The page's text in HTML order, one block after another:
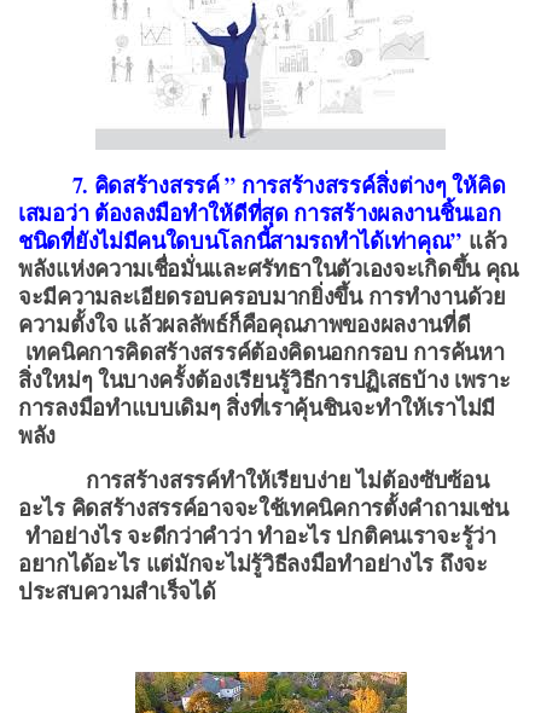
7. คิดสร้างสรรค์” การสร้างสรรค์สิ่งต่างๆ ให้คิด
เสมอว่า ต้องลงมือทำให้ดีที่สุด การสร้างผลงานชิ้นเอก
ชนิดที่ยังไม่มีคนใดบนโลกนี้สามรถทำได้เท่าคุณ” แล้ว
พลังแห่งความเชื่อมั่นและศรัทธาในตัวเองจะเกิดขึ้น คุณ
จะมีความละเอียดรอบครอบมากยิ่งขึ้น การทำงานด้วย
ความตั้งใจ แล้วผลลัพธ์ก็คือคุณภาพของผลงานที่ดี
เทคนิคการคิดสร้างสรรค์ต้องคิดนอกกรอบ การค้นหา
สิ่งใหม่ๆ ในบางครั้งต้องเรียนรู้วิธีการปฏิเสธบ้าง เพราะ
การลงมือทำแบบเดิมๆ สิ่งที่เราคุ้นชินจะทำให้เราไม่มี
พลัง
การสร้างสรรค์ทำให้เรียบง่าย ไม่ต้องซับซ้อน
อะไร คิดสร้างสรรค์อาจจะใช้เทคนิคการตั้งคำถามเช่น
ทำอย่างไร จะดีกว่าคำว่า ทำอะไร ปกติคนเราจะรู้ว่า
อยากได้อะไร แต่มักจะไม่รู้วิธีลงมือทำอย่างไร ถึงจะ
ประสบความสำเร็จได้